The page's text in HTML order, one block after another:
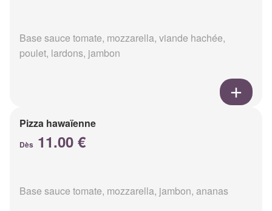
Base sauce tomate, mozzarella, viande hachée,
poulet, lardons, jambon
Pizza hawaïenne
Dès 11.00 €
Base sauce tomate, mozzarella, jambon, ananas